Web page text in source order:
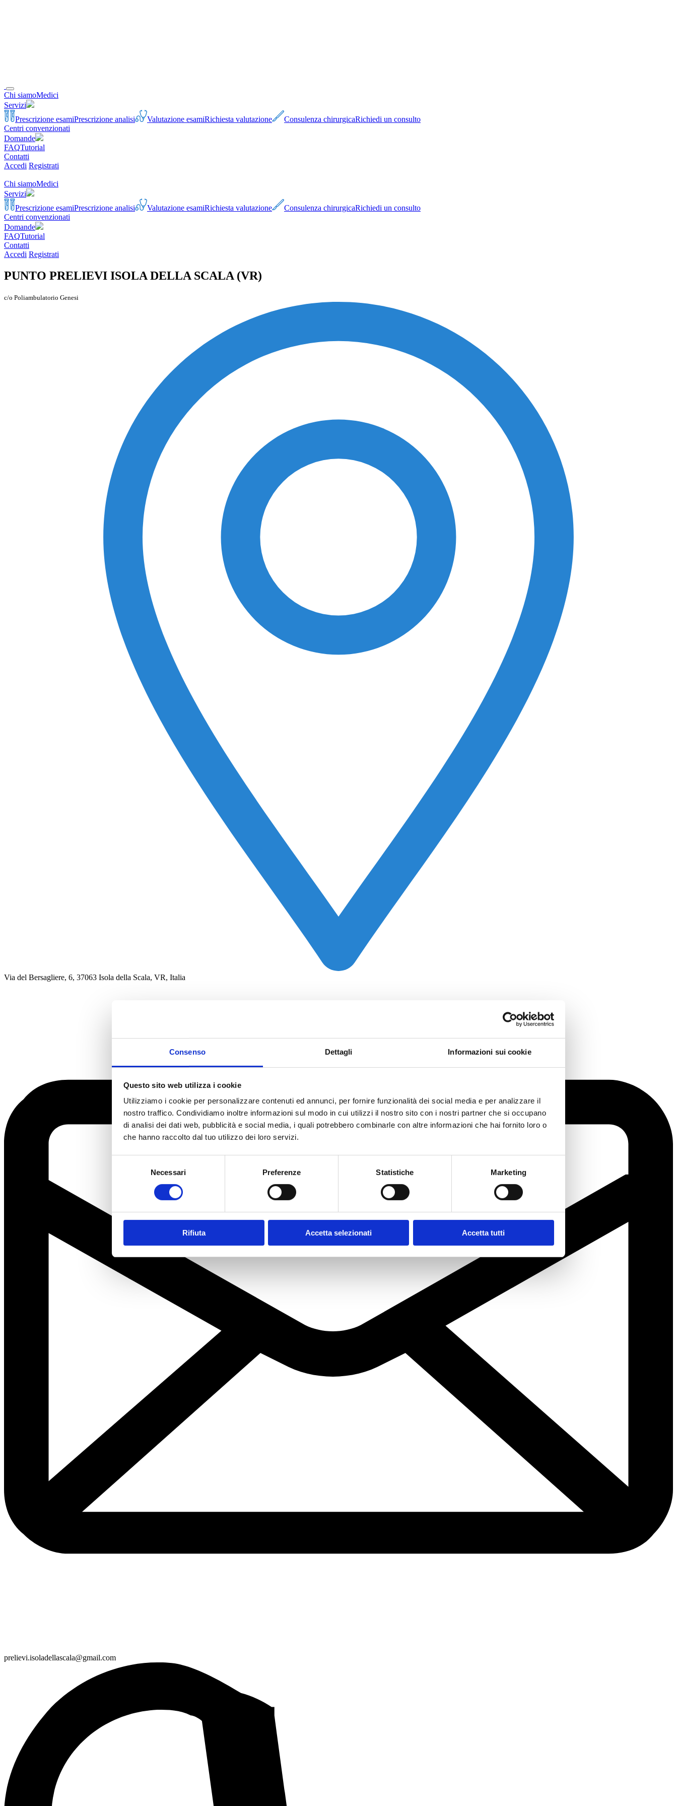
Consenso Dettagli Informazioni sui cookie
Questo sito web utilizza i cookie
Utilizziamo i cookie per personalizzare contenuti ed annunci, per fornire funzionalità dei social media e per analizzare il
nostro traffico. Condividiamo inoltre informazioni sul modo in cui utilizzi il nostro sito con i nostri partner che si occupano
di analisi dei dati web, pubblicità e social media, i quali potrebbero combinarle con altre informazioni che hai fornito loro o
che hanno raccolto dal tuo utilizzo dei loro servizi.
Necessari Preferenze Statistiche Marketing
Rifiuta Accetta selezionati Accetta tutti
Chi siamoMedici
Servizi
Prescrizione esamiPrescrizione analisi Valutazione esamiRichiesta valutazione Consulenza chirurgicaRichiedi un consulto
Centri convenzionati
Domande
FAQTutorial
Contatti
Accedi Registrati
Chi siamoMedici
Servizi
Prescrizione esamiPrescrizione analisi Valutazione esamiRichiesta valutazione Consulenza chirurgicaRichiedi un consulto
Centri convenzionati
Domande
FAQTutorial
Contatti
Accedi Registrati
PUNTO PRELIEVI ISOLA DELLA SCALA (VR)
c/o Poliambulatorio Genesi
Via del Bersagliere, 6, 37063 Isola della Scala, VR, Italia
prelievi.isoladellascala@gmail.com